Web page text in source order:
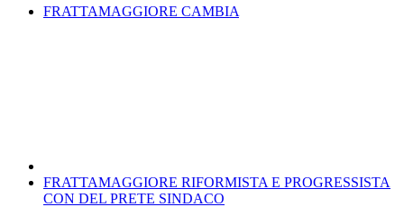
FRATTAMAGGIORE CAMBIA
FRATTAMAGGIORE RIFORMISTA E PROGRESSISTA
CON DEL PRETE SINDACO